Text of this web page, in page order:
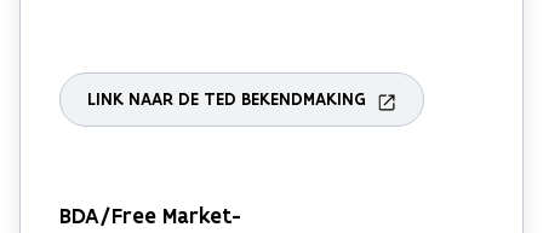
LINK NAAR DE TED BEKENDMAKING
BDA/Free Market-